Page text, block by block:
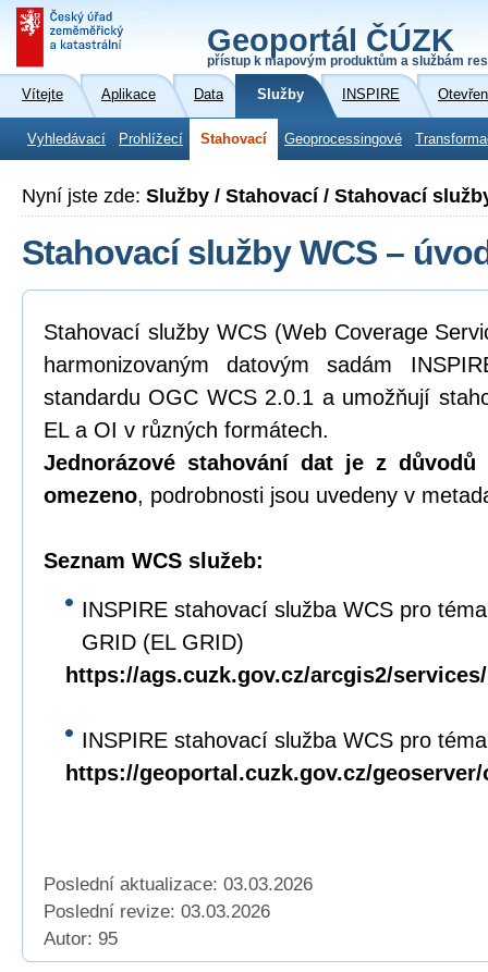
Geoportál ČÚZK
přístup k mapovým produktům a službám
Vítejte Aplikace Data Služby INSPIRE
Vyhledávací Prohlížecí Stahovací Geoprocessingové
Nyní jste zde: Služby / Stahovací / Stahovací
Stahovací služby WCS –
Stahovací služby WCS (Web Coverage
harmonizovaným datovým sadám
standardu OGC WCS 2.0.1 a umožňují
EL a OI v různých formátech.
Jednorázové stahování dat je z
omezeno, podrobnosti jsou uvedeny v
Seznam WCS služeb:
INSPIRE stahovací služba WCS pro
GRID (EL GRID)
https://ags.cuzk.gov.cz/arcgis2/
INSPIRE stahovací služba WCS pro
https://geoportal.cuzk.gov.cz/
Poslední aktualizace: 03.03.2026
Poslední revize: 03.03.2026
Autor: 95